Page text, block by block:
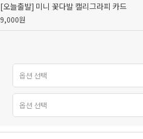
[오늘출발] 미니 꽃다발 캘리그라피 카드
9,000원